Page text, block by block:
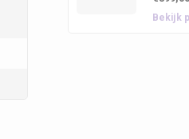
Bekijk